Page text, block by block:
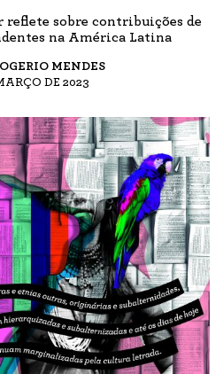
reflete sobre contribuições de
na América Latina
MENDES
DE 2023